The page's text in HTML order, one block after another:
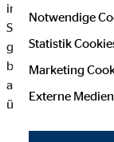
internetbasierte
Sicherheitslücken
gewährleistet
betroffenen Person
alternativen
übermitteln.
Notwendige
Statistik
Marketing
Externe Medien